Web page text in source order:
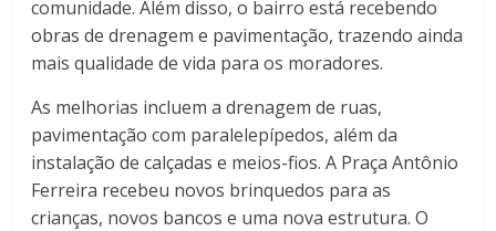
comunidade. Além disso, o bairro está recebendo
obras de drenagem e pavimentação, trazendo ainda
mais qualidade de vida para os moradores.
As melhorias incluem a drenagem de ruas,
pavimentação com paralelepípedos, além da
instalação de calçadas e meios-fios. A Praça Antônio
Ferreira recebeu novos brinquedos para as
crianças, novos bancos e uma nova estrutura. O